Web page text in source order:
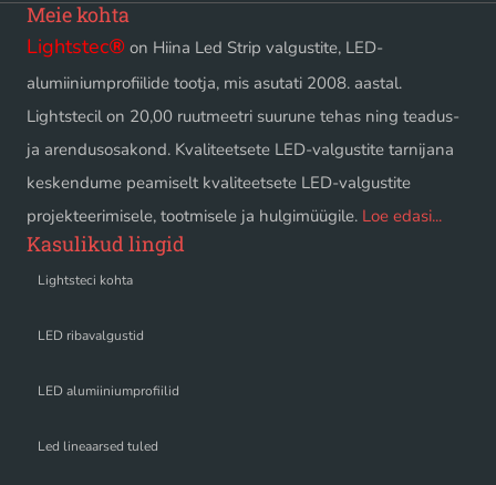
Meie kohta
Lightstec® on Hiina Led Strip valgustite, LED-
alumiiniumprofiilide tootja, mis asutati 2008. aastal.
Lightstecil on 20,00 ruutmeetri suurune tehas ning teadus-
ja arendusosakond. Kvaliteetsete LED-valgustite tarnijana
keskendume peamiselt kvaliteetsete LED-valgustite
projekteerimisele, tootmisele ja hulgimüügile. Loe edasi...
Kasulikud lingid
Lightsteci kohta
LED ribavalgustid
LED alumiiniumprofiilid
Led lineaarsed tuled